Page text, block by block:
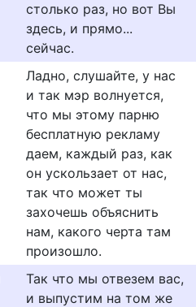
столько раз, но вот Вы
здесь, и прямо...
сейчас.
Ладно, слушайте, у нас
и так мэр волнуется,
что мы этому парню
бесплатную рекламу
даем, каждый раз, как
он ускользает от нас,
так что может ты
захочешь объяснить
нам, какого черта там
произошло.
Так что мы отвезем вас,
и выпустим на том же